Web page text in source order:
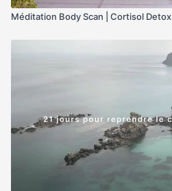
Méditation Body Scan | Cortisol Detox